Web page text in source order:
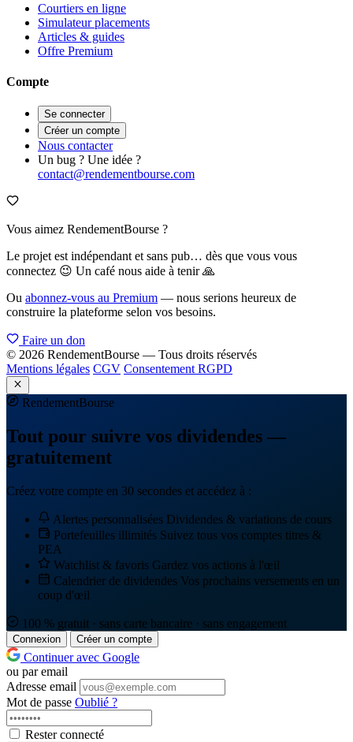
Courtiers en ligne
Simulateur placements
Articles & guides
Offre Premium
Compte
Se connecter
Créer un compte
Nous contacter
Un bug ? Une idée ?
contact@rendementbourse.com
Vous aimez RendementBourse ?
Le projet est indépendant et sans pub… dès que vous vous
connectez 😉 Un café nous aide à tenir 🙏
Ou abonnez-vous au Premium — nous serions heureux de
construire la plateforme selon vos besoins.
Faire un don
© 2026 RendementBourse — Tous droits réservés
Mentions légales CGV Consentement RGPD
RendementBourse
Tout pour suivre vos dividendes —
gratuitement
Créez votre compte en 30 secondes et accédez à :
Alertes personnalisées Dividendes & variations de cours
Portefeuilles illimités Suivez tous vos comptes titres &
PEA
Watchlist & favoris Gardez vos actions à l'œil
Calendrier de dividendes Vos prochains versements en un
coup d'œil
100 % gratuit · sans carte bancaire · sans engagement
Connexion Créer un compte
Continuer avec Google
ou par email
Adresse email
Mot de passe Oublié ?
Rester connecté